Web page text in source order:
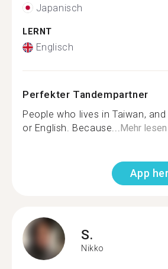
Japanisch
LERNT
Englisch
Perfekter Tandempartner
People who lives in Taiwan,
or English. Because...Mehr lesen
App
S.
Nikko